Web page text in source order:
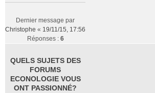
Dernier message par
Christophe « 19/11/15, 17:56
Réponses : 6
QUELS SUJETS DES
FORUMS
ECONOLOGIE VOUS
ONT PASSIONNÉ?